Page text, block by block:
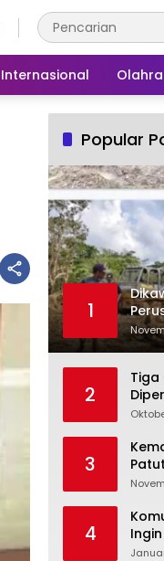
Internasional
Popular
1
2
Tiga
3
4